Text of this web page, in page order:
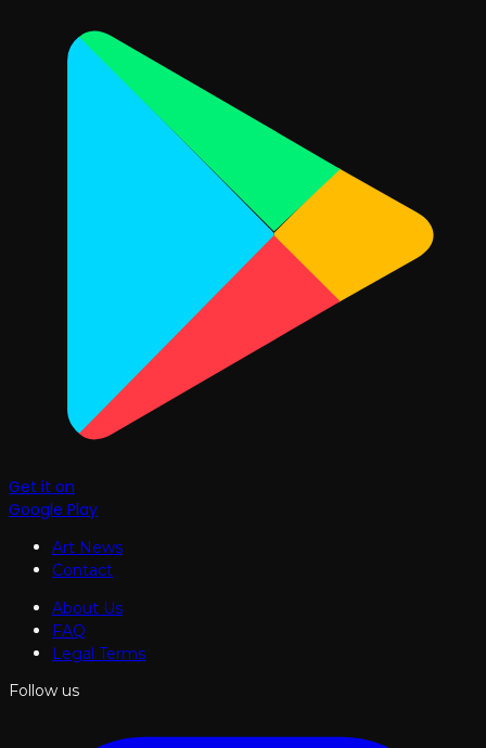
Get it on
Google Play
Art News
Contact
About Us
FAQ
Legal Terms
Follow us